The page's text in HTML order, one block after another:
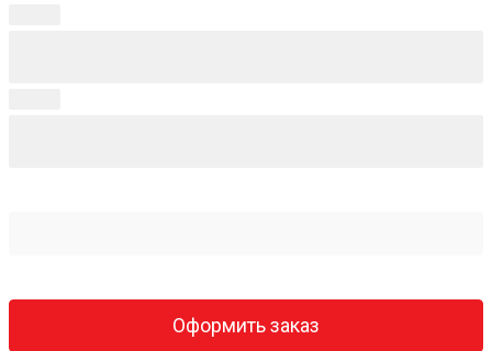
Оформить заказ